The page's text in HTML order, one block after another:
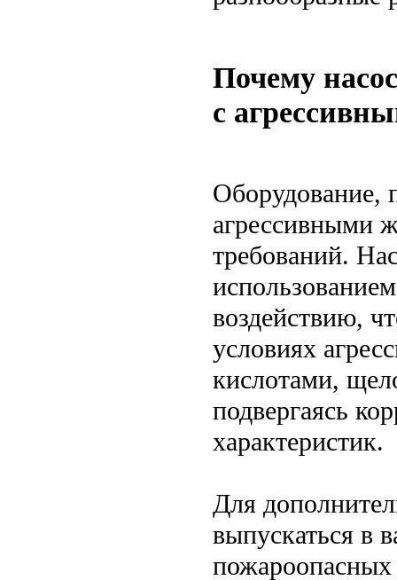
Почему
с
Оборудование,
агрессивными
требований.
воздействию,
условиях
кислотами,
подвергаясь
характеристик.
Для
выпускаться в